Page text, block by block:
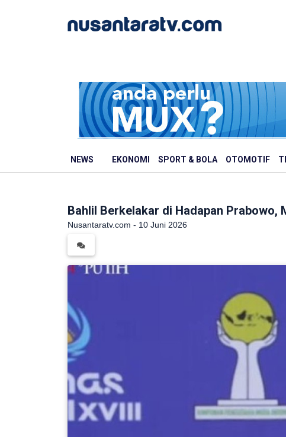
NEWS EKONOMI SPORT & BOLA OTOMOTIF
Bahlil Berkelakar di Hadapan Prabowo,
Nusantaratv.com - 10 Juni 2026